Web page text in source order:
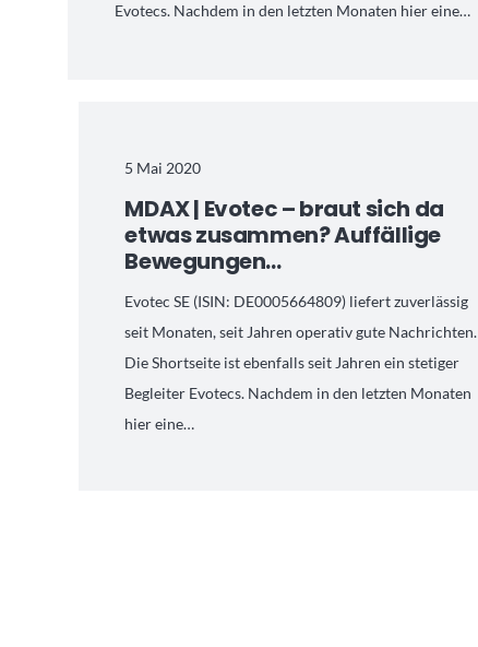
Evotecs. Nachdem in den letzten Monaten hier eine…
5 Mai 2020
MDAX | Evotec – braut sich da
etwas zusammen? Auffällige
Bewegungen…
Evotec SE (ISIN: DE0005664809) liefert zuverlässig
seit Monaten, seit Jahren operativ gute Nachrichten.
Die Shortseite ist ebenfalls seit Jahren ein stetiger
Begleiter Evotecs. Nachdem in den letzten Monaten
hier eine…